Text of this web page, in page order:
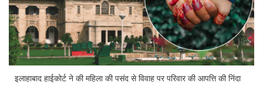
इलाहाबाद हाईकोर्ट ने की महिला की पसंद से विवाह पर परिवार की आपत्ति की निंदा